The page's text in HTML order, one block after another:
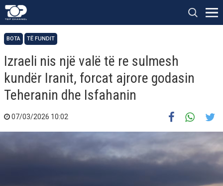
BOTA TË FUNDIT
Izraeli nis një valë të re sulmesh
kundër Iranit, forcat ajrore godasin
Teheranin dhe Isfahanin
07/03/2026 10:02